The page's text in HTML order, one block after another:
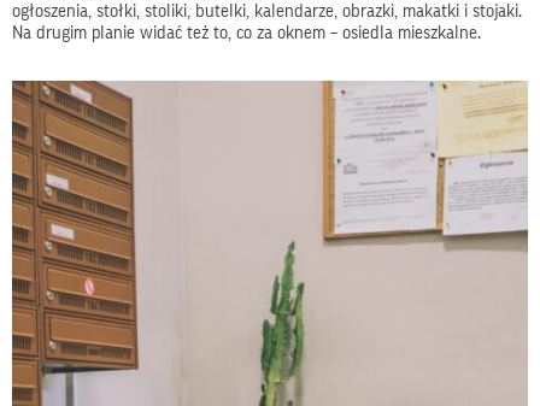
ogłoszenia, stołki, stoliki, butelki, kalendarze, obrazki, makatki i stojaki.
Na drugim planie widać też to, co za oknem – osiedla mieszkalne.